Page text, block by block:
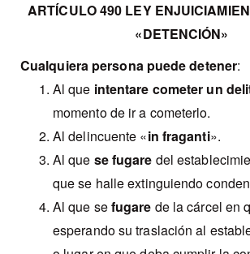
ARTÍCULO 490 LEY
«DETENCIÓN»
Cualquiera persona puede detener:
Al que intentare cometer un
momento de ir a cometerlo.
Al delincuente «in fraganti».
Al que se fugare del
que se halle extinguiendo
Al que sefugare de la cárcel en
esperando su traslación al